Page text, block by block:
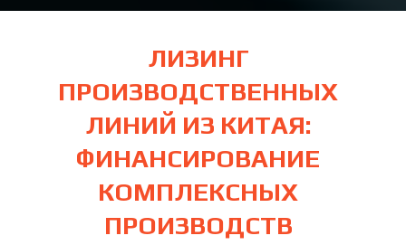
ЛИЗИНГ
ПРОИЗВОДСТВЕННЫХ
ЛИНИЙ ИЗ КИТАЯ:
ФИНАНСИРОВАНИЕ
КОМПЛЕКСНЫХ
ПРОИЗВОДСТВ